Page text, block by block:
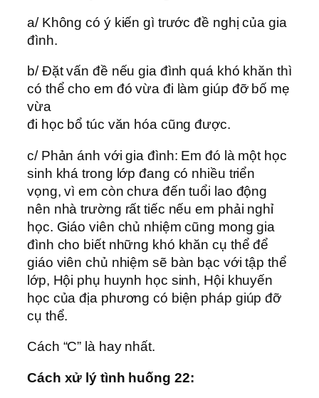
a/ Không có ý kiến gì trước đề nghị của gia
đình.
b/ Đặt vấn đề nếu gia đình quá khó khăn thì
có thể cho em đó vừa đi làm giúp đỡ bố mẹ
vừa
đi học bổ túc văn hóa cũng được.
c/ Phản ánh với gia đình: Em đó là một học
sinh khá trong lớp đang có nhiều triển
vọng, vì em còn chưa đến tuổi lao động
nên nhà trường rất tiếc nếu em phải nghỉ
học. Giáo viên chủ nhiệm cũng mong gia
đình cho biết những khó khăn cụ thể để
giáo viên chủ nhiệm sẽ bàn bạc với tập thể
lớp, Hội phụ huynh học sinh, Hội khuyến
học của địa phương có biện pháp giúp đỡ
cụ thể.
Cách “C” là hay nhất.
Cách xử lý tình huống 22: